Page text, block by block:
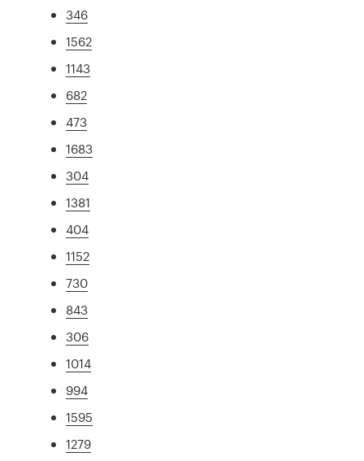
346
1562
1143
682
473
1683
304
1381
404
1152
730
843
306
1014
994
1595
1279